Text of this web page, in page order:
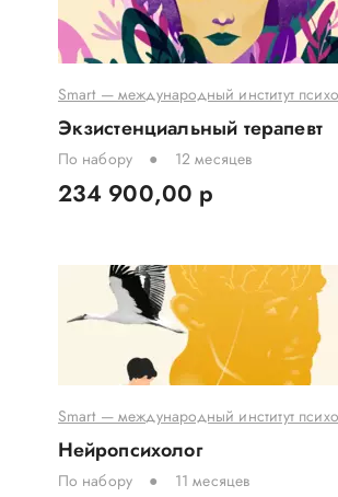
Smart — международный институт
Экзистенциальный терапевт
По набору 12 месяцев
234 900,00 р
Smart — международный институт
Нейропсихолог
По набору 11 месяцев